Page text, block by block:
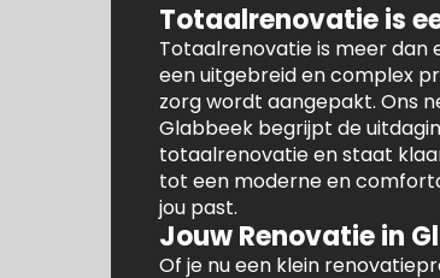
Totaalrenovatie is
Totaalrenovatie is meer dan
een uitgebreid en complex
zorg wordt aangepakt. Ons
Glabbeek begrijpt de
totaalrenovatie en staat
tot een moderne en
jou past.
Jouw Renovatie in
Of je nu een klein